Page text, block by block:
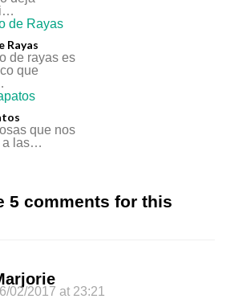
Rayas
de rayas es
que
que nos
a las…
5 comments for this
02/2017 at 23:21